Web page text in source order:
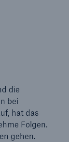
die
bei
hat das
Folgen.
gehen.